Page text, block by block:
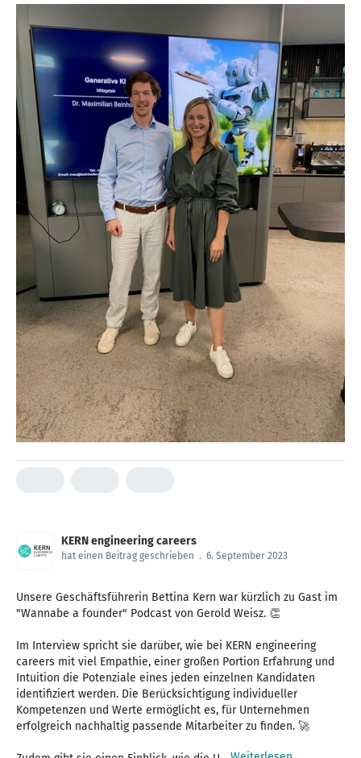
KERN engineering careers
hat einen Beitrag geschrieben . 6. September 2023
Unsere Geschäftsführerin Bettina Kern war kürzlich zu Gast im
"Wannabe a founder" Podcast von Gerold Weisz. 👏
Im Interview spricht sie darüber, wie bei KERN engineering
careers mit viel Empathie, einer großen Portion Erfahrung und
Intuition die Potenziale eines jeden einzelnen Kandidaten
identifiziert werden. Die Berücksichtigung individueller
Kompetenzen und Werte ermöglicht es, für Unternehmen
erfolgreich nachhaltig passende Mitarbeiter zu finden. 🚀